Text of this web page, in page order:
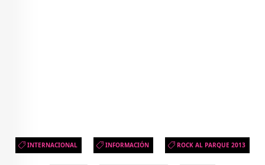
INTERNACIONAL INFORMACIÓN ROCK AL PARQUE 2013